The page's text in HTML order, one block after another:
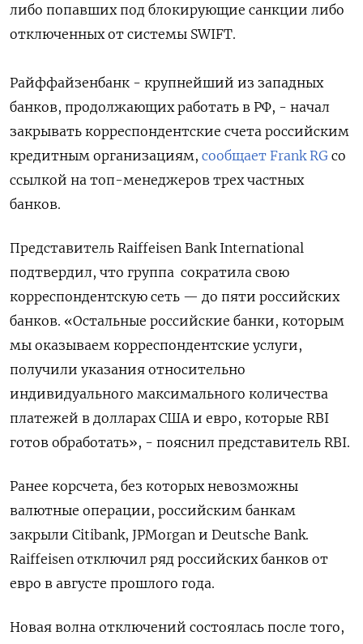
либо попавших под блокирующие санкции либо
отключенных от системы SWIFT.
Райффайзенбанк - крупнейший из западных
банков, продолжающих работать в РФ, - начал
закрывать корреспондентские счета российским
кредитным организациям, сообщает Frank RG со
ссылкой на топ-менеджеров трех частных
банков.
Представитель Raiffeisen Bank International
подтвердил, что группа сократила свою
корреспондентскую сеть — до пяти российских
банков. «Остальные российские банки, которым
мы оказываем корреспондентские услуги,
получили указания относительно
индивидуального максимального количества
платежей в долларах США и евро, которые RBI
готов обработать», - пояснил представитель RBI.
Ранее корсчета, без которых невозможны
валютные операции, российским банкам
закрыли Citibank, JPMorgan и Deutsche Bank.
Raiffeisen отключил ряд российских банков от
евро в августе прошлого года.
Новая волна отключений состоялась после того,